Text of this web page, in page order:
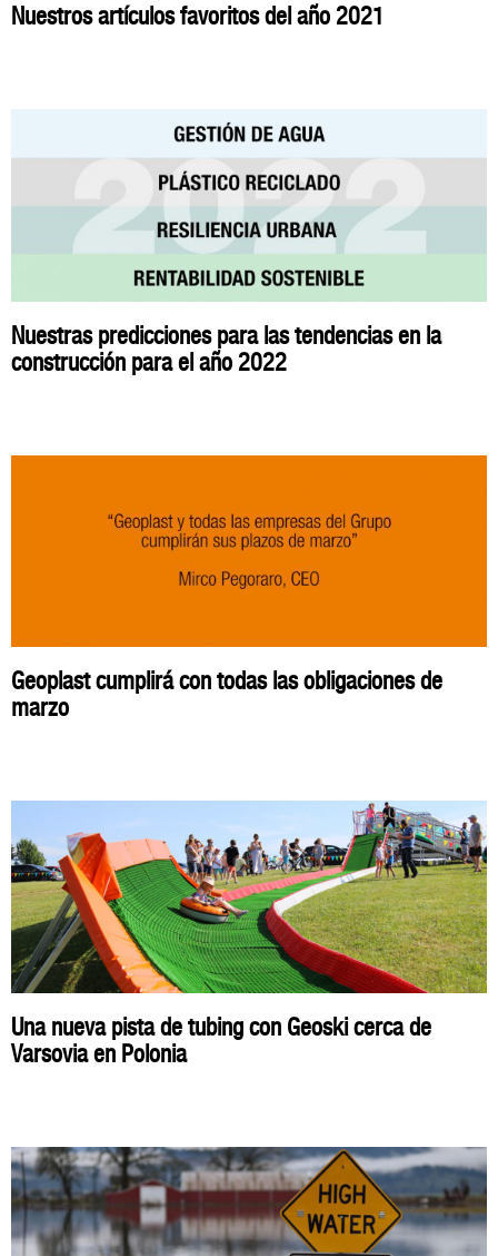
Nuestros artículos favoritos del año 2021
Nuestras predicciones para las tendencias en la
construcción para el año 2022
Geoplast cumplirá con todas las obligaciones de
marzo
Una nueva pista de tubing con Geoski cerca de
Varsovia en Polonia